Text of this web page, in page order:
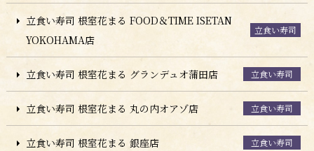
立食い寿司 根室花まる FOOD＆TIME ISETAN
YOKOHAMA店
立食い寿司
立食い寿司 根室花まる グランデュオ蒲田店 立食い寿司
立食い寿司 根室花まる 丸の内オアゾ店 立食い寿司
立食い寿司 根室花まる 銀座店 立食い寿司